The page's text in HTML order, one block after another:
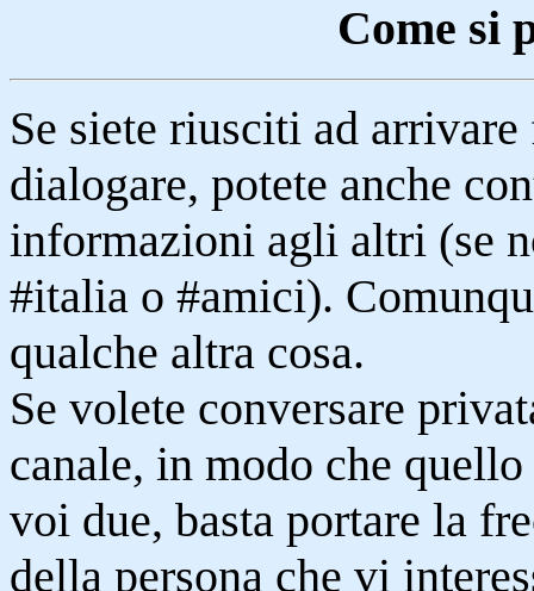
Come si
Se siete riusciti ad
dialogare, potete anche
informazioni agli altri (se
#italia o #amici).
qualche altra cosa.
Se volete conversare
canale, in modo che
voi due, basta portare la
della persona che vi